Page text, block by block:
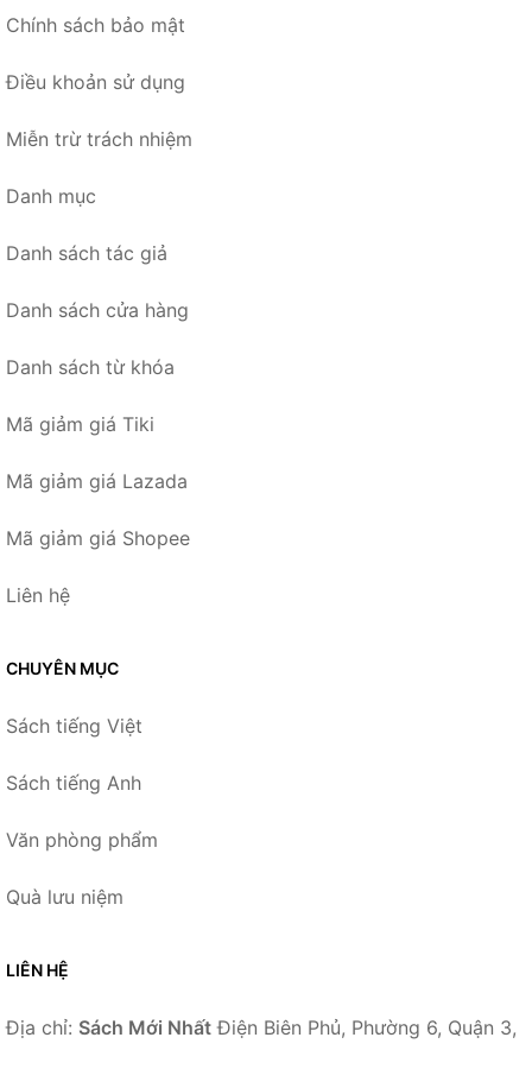
Chính sách bảo mật
Điều khoản sử dụng
Miễn trừ trách nhiệm
Danh mục
Danh sách tác giả
Danh sách cửa hàng
Danh sách từ khóa
Mã giảm giá Tiki
Mã giảm giá Lazada
Mã giảm giá Shopee
Liên hệ
CHUYÊN MỤC
Sách tiếng Việt
Sách tiếng Anh
Văn phòng phẩm
Quà lưu niệm
LIÊN HỆ
Địa chỉ: Sách Mới Nhất Điện Biên Phủ, Phường 6, Quận 3,